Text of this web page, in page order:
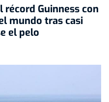
récord Guinness con
mundo tras casi
el pelo